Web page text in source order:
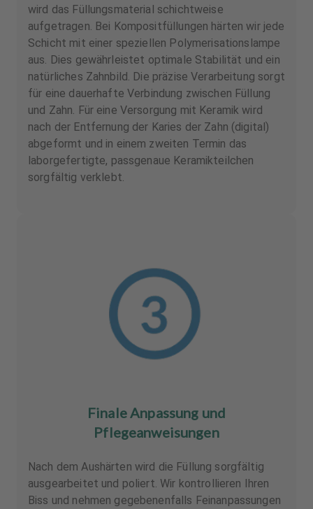
wird das Füllungsmaterial schichtweise
aufgetragen. Bei Kompositfüllungen härten wir jede
Schicht mit einer speziellen Polymerisationslampe
aus. Dies gewährleistet optimale Stabilität und ein
natürliches Zahnbild. Die präzise Verarbeitung sorgt
für eine dauerhafte Verbindung zwischen Füllung
und Zahn. Für eine Versorgung mit Keramik wird
nach der Entfernung der Karies der Zahn (digital)
abgeformt und in einem zweiten Termin das
laborgefertigte, passgenaue Keramikteilchen
sorgfältig verklebt.
Finale Anpassung und
Pflegeanweisungen
Nach dem Aushärten wird die Füllung sorgfältig
ausgearbeitet und poliert. Wir kontrollieren Ihren
Biss und nehmen gegebenenfalls Feinanpassungen